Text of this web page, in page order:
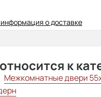
о доставке
к
Межкомнатные двери